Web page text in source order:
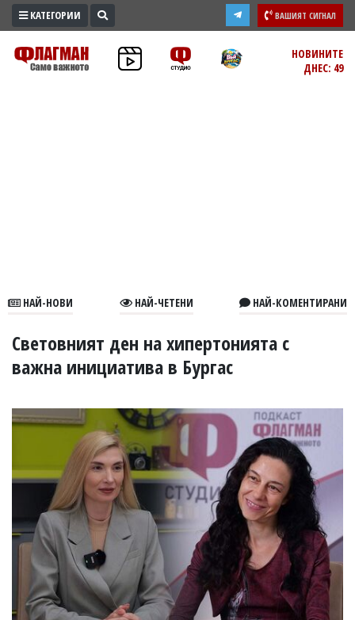
ПРОМО
ЗОНА
В
УКРАЙНА
РАЗСЛЕДВАНЕ
БИЗНЕС
Управители:
Веселин
Василев,
email:
v.vasilev@flagman.bg
Касабова,
еmail:k.kassabova@flagman.bg
КАТЕГОРИИ ВАШИЯТ СИГНАЛ
НОВИНИТЕ
ДНЕС: 49
НАЙ-НОВИ НАЙ-ЧЕТЕНИ НАЙ-КОМЕНТИРАНИ
Световният ден на хипертонията с
важна инициатива в Бургас